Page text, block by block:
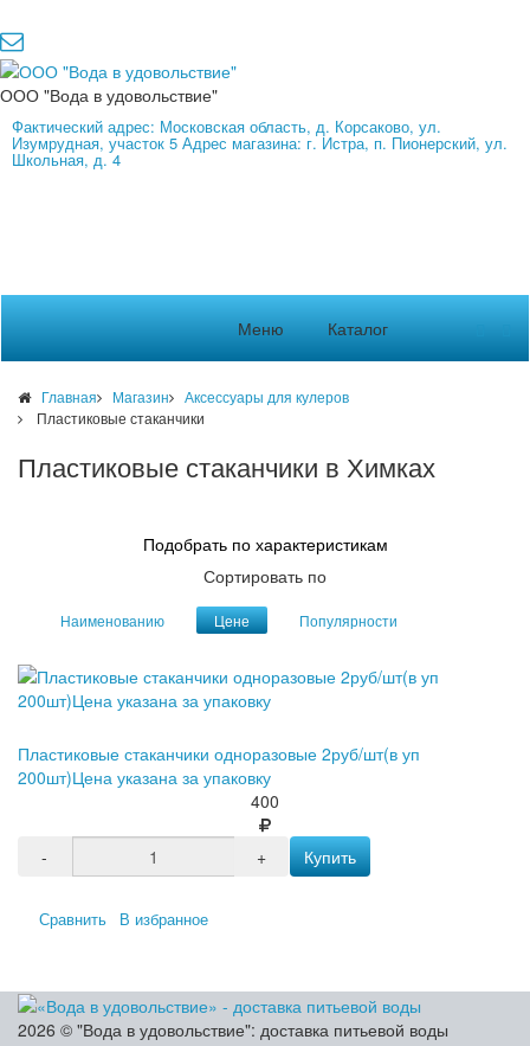
ООО "Вода в удовольствие"
Фактический адрес: Московская область, д. Корсаково, ул.
Изумрудная, участок 5 Адрес магазина: г. Истра, п. Пионерский, ул.
Школьная, д. 4
Каталог
Меню
Главная Магазин
Аксессуары для кулеров
Пластиковые стаканчики
Пластиковые стаканчики в Химках
Подобрать по характеристикам
Сортировать по
Наименованию Цене Популярности
Пластиковые стаканчики одноразовые 2руб/шт(в уп
200шт)Цена указана за упаковку
400
- + Купить
Сравнить В избранное
2026 © "Вода в удовольствие": доставка питьевой воды